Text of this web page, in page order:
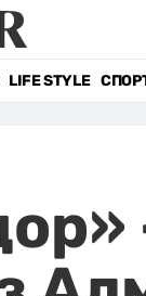
LIFE STYLE